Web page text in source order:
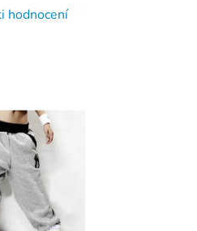
hodnocení